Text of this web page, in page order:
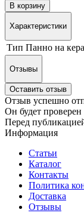
В корзину
Характеристики
Тип Панно на
Отзывы
Оставить отзыв
Отзыв успешно
Он будет
Перед
Информация
Статьи
Каталог
Контакты
Политика
Доставка
Отзывы